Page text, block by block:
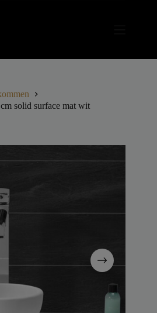
solid surface mat wit